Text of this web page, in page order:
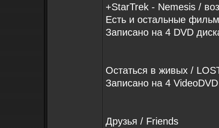
+StarTrek - Nemesis /
Есть и остальные
Записано на 4 DVD
Остаться в живых /
Записано на 4
Друзья / Friends